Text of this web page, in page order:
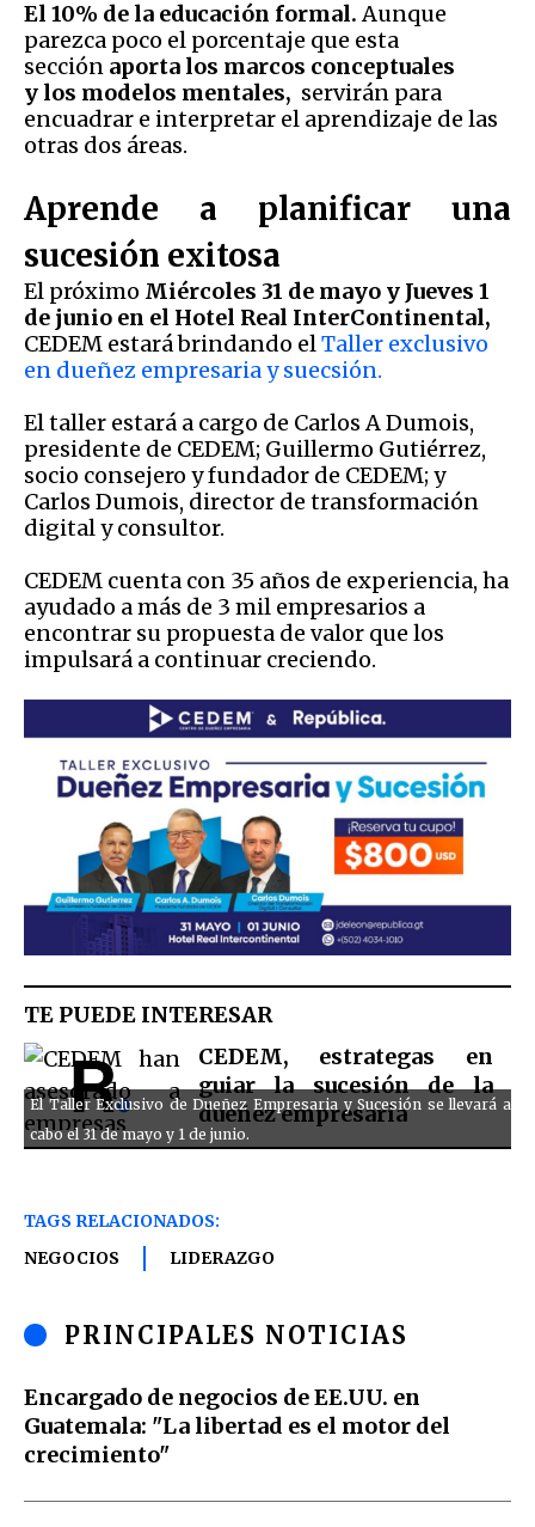
El 10% de la educación formal.Aunque
parezca poco el porcentaje que esta
sección aporta los marcos conceptuales
y los modelos mentales, servirán para
encuadrar e interpretar el aprendizaje de las
otras dos áreas.
Aprende a planificar una
sucesión exitosa
El próximo Miércoles 31 de mayo y Jueves 1
de junio en el Hotel Real InterContinental,
CEDEM estará brindando elTaller exclusivo
en dueñez empresaria y suecsión.
El taller estará a cargo de Carlos A Dumois,
presidente de CEDEM; Guillermo Gutiérrez,
socio consejero y fundador de CEDEM; y
Carlos Dumois, director de transformación
digital y consultor.
CEDEM cuenta con 35 años de experiencia, ha
ayudado a más de 3 mil empresarios a
encontrar su propuesta de valor que los
impulsará a continuar creciendo.
El Taller Exclusivo de Dueñez Empresaria y Sucesión se llevará a
cabo el 31 de mayo y 1 de junio.
TE PUEDE INTERESAR
CEDEM, estrategas en
guiar la sucesión de la
dueñez empresaria
TAGS RELACIONADOS:
NEGOCIOS
LIDERAZGO
PRINCIPALES NOTICIAS
Encargado de negocios de EE.UU. en
Guatemala: "La libertad es el motor del
crecimiento"